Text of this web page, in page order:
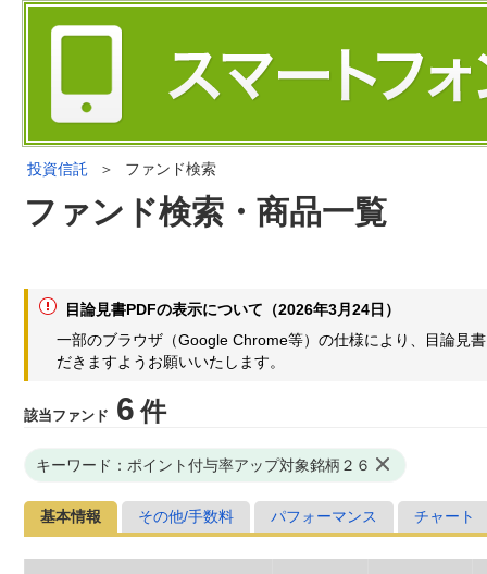
投資信託 ＞ ファンド検索
ファンド検索・商品一覧
目論見書PDFの表示について（2026年3月24日）
一部のブラウザ（Google Chrome等）の仕様により、目論見
だきますようお願いいたします。
該当ファンド 6 件
キーワード：ポイント付与率アップ対象銘柄２６
基本情報 その他/手数料 パフォーマンス チャート